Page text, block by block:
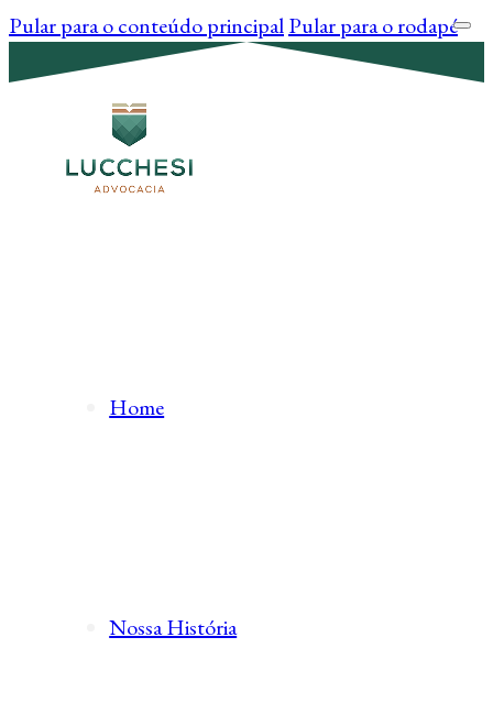
Pular para o conteúdo principalPular para o rodapé
Home
Nossa História